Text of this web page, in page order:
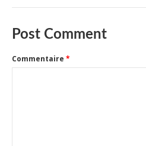
Post Comment
Commentaire *